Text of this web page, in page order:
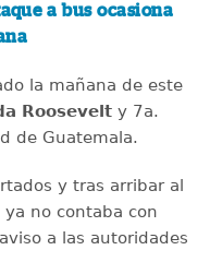
a bus ocasiona
la mañana de este
Roosevelty 7a.
de Guatemala.
y tras arribar al
no contaba con
a las autoridades